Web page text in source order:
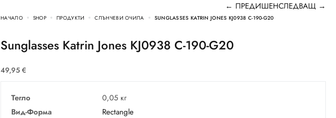
← ПРЕДИШЕНСЛЕДВАЩ →
НАЧАЛО SHOP ПРОДУКТИ СЛЪНЧЕВИ ОЧИЛА SUNGLASSES KATRIN JONES KJ0938 C-190-G20
Sunglasses Katrin Jones KJ0938 C-190-G20
49,95 €
Тегло
0,05 кг
Вид-Форма
Rectangle